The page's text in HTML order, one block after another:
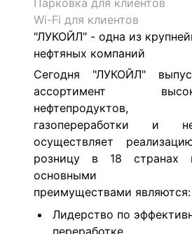
Парковка для клиентов
Wi-Fi для клиентов
"ЛУКОЙЛ" - одна из
нефтяных компаний
Сегодня "ЛУКОЙЛ"
ассортимент
нефтепродуктов,
газопереработки и
осуществляет
розницу в 18 странах
основными
преимуществами являются:
Лидерство по
переработке